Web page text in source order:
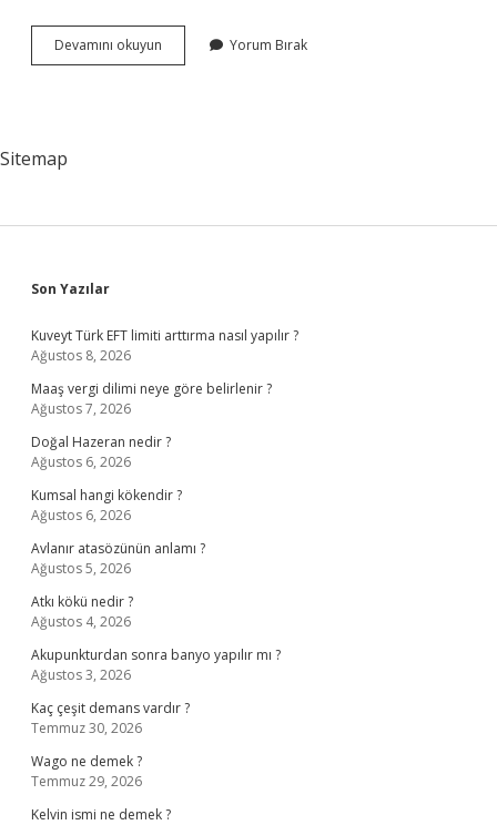
Devamını okuyun Blackpinke
Ilk
Yorum Bırak
Sitemap
Sidebar
Son Yazılar
Kuveyt Türk EFT limiti arttırma nasıl yapılır ?
Ağustos 8, 2026
Maaş vergi dilimi neye göre belirlenir ?
Ağustos 7, 2026
Doğal Hazeran nedir ?
Ağustos 6, 2026
Kumsal hangi kökendir ?
Ağustos 6, 2026
Avlanır atasözünün anlamı ?
Ağustos 5, 2026
Atkı kökü nedir ?
Ağustos 4, 2026
Akupunkturdan sonra banyo yapılır mı ?
Ağustos 3, 2026
Kaç çeşit demans vardır ?
Temmuz 30, 2026
Wago ne demek ?
Temmuz 29, 2026
Kelvin ismi ne demek ?